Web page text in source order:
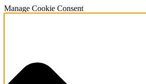
Manage Cookie Consent